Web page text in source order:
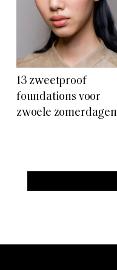
13 zweetproof
foundations voor
zwoele zomerdagen